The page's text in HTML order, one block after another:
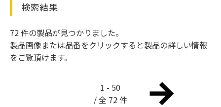
検索結果
72 件の製品が見つかりました。
製品画像または品番をクリックすると製品の詳しい情報
をご覧頂けます。
1 - 50
/ 全 72 件